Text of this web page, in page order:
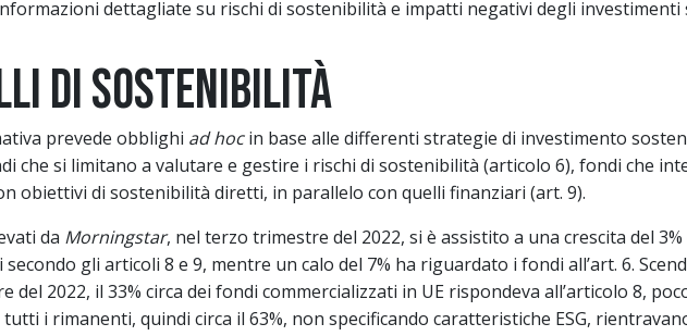
dettagliate su rischi di sostenibilità e impatti negativi degli
di sostenibilità
prevede obblighi ad hocin base alle differenti strategie di investimento
che si limitano a valutare e gestire i rischi di sostenibilità (articolo 6), fondi che
obiettivi di sostenibilità diretti, in parallelo con quelli finanziari (art. 9).
da Morningstar, nel terzo trimestre del 2022, si è assistito a una crescita del
gli articoli 8 e 9, mentre un calo del 7% ha riguardato i fondi all’art. 6.
del 2022, il 33% circa dei fondi commercializzati in UE rispondeva all’articolo 8,
i rimanenti, quindi circa il 63%, non specificando caratteristiche ESG,